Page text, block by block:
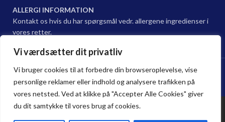
Vi værdsætter dit privatliv
Vi bruger cookies til at forbedre din browseroplevelse, vise
personlige reklamer eller indhold og analysere trafikken på
vores netsted. Ved at klikke på "Accepter Alle Cookies" giver
du dit samtykke til vores brug af cookies.
ALLERGI INFORMATION
Kontakt os hvis du har spørgsmål vedr. allergene ingredienser i
vores retter.